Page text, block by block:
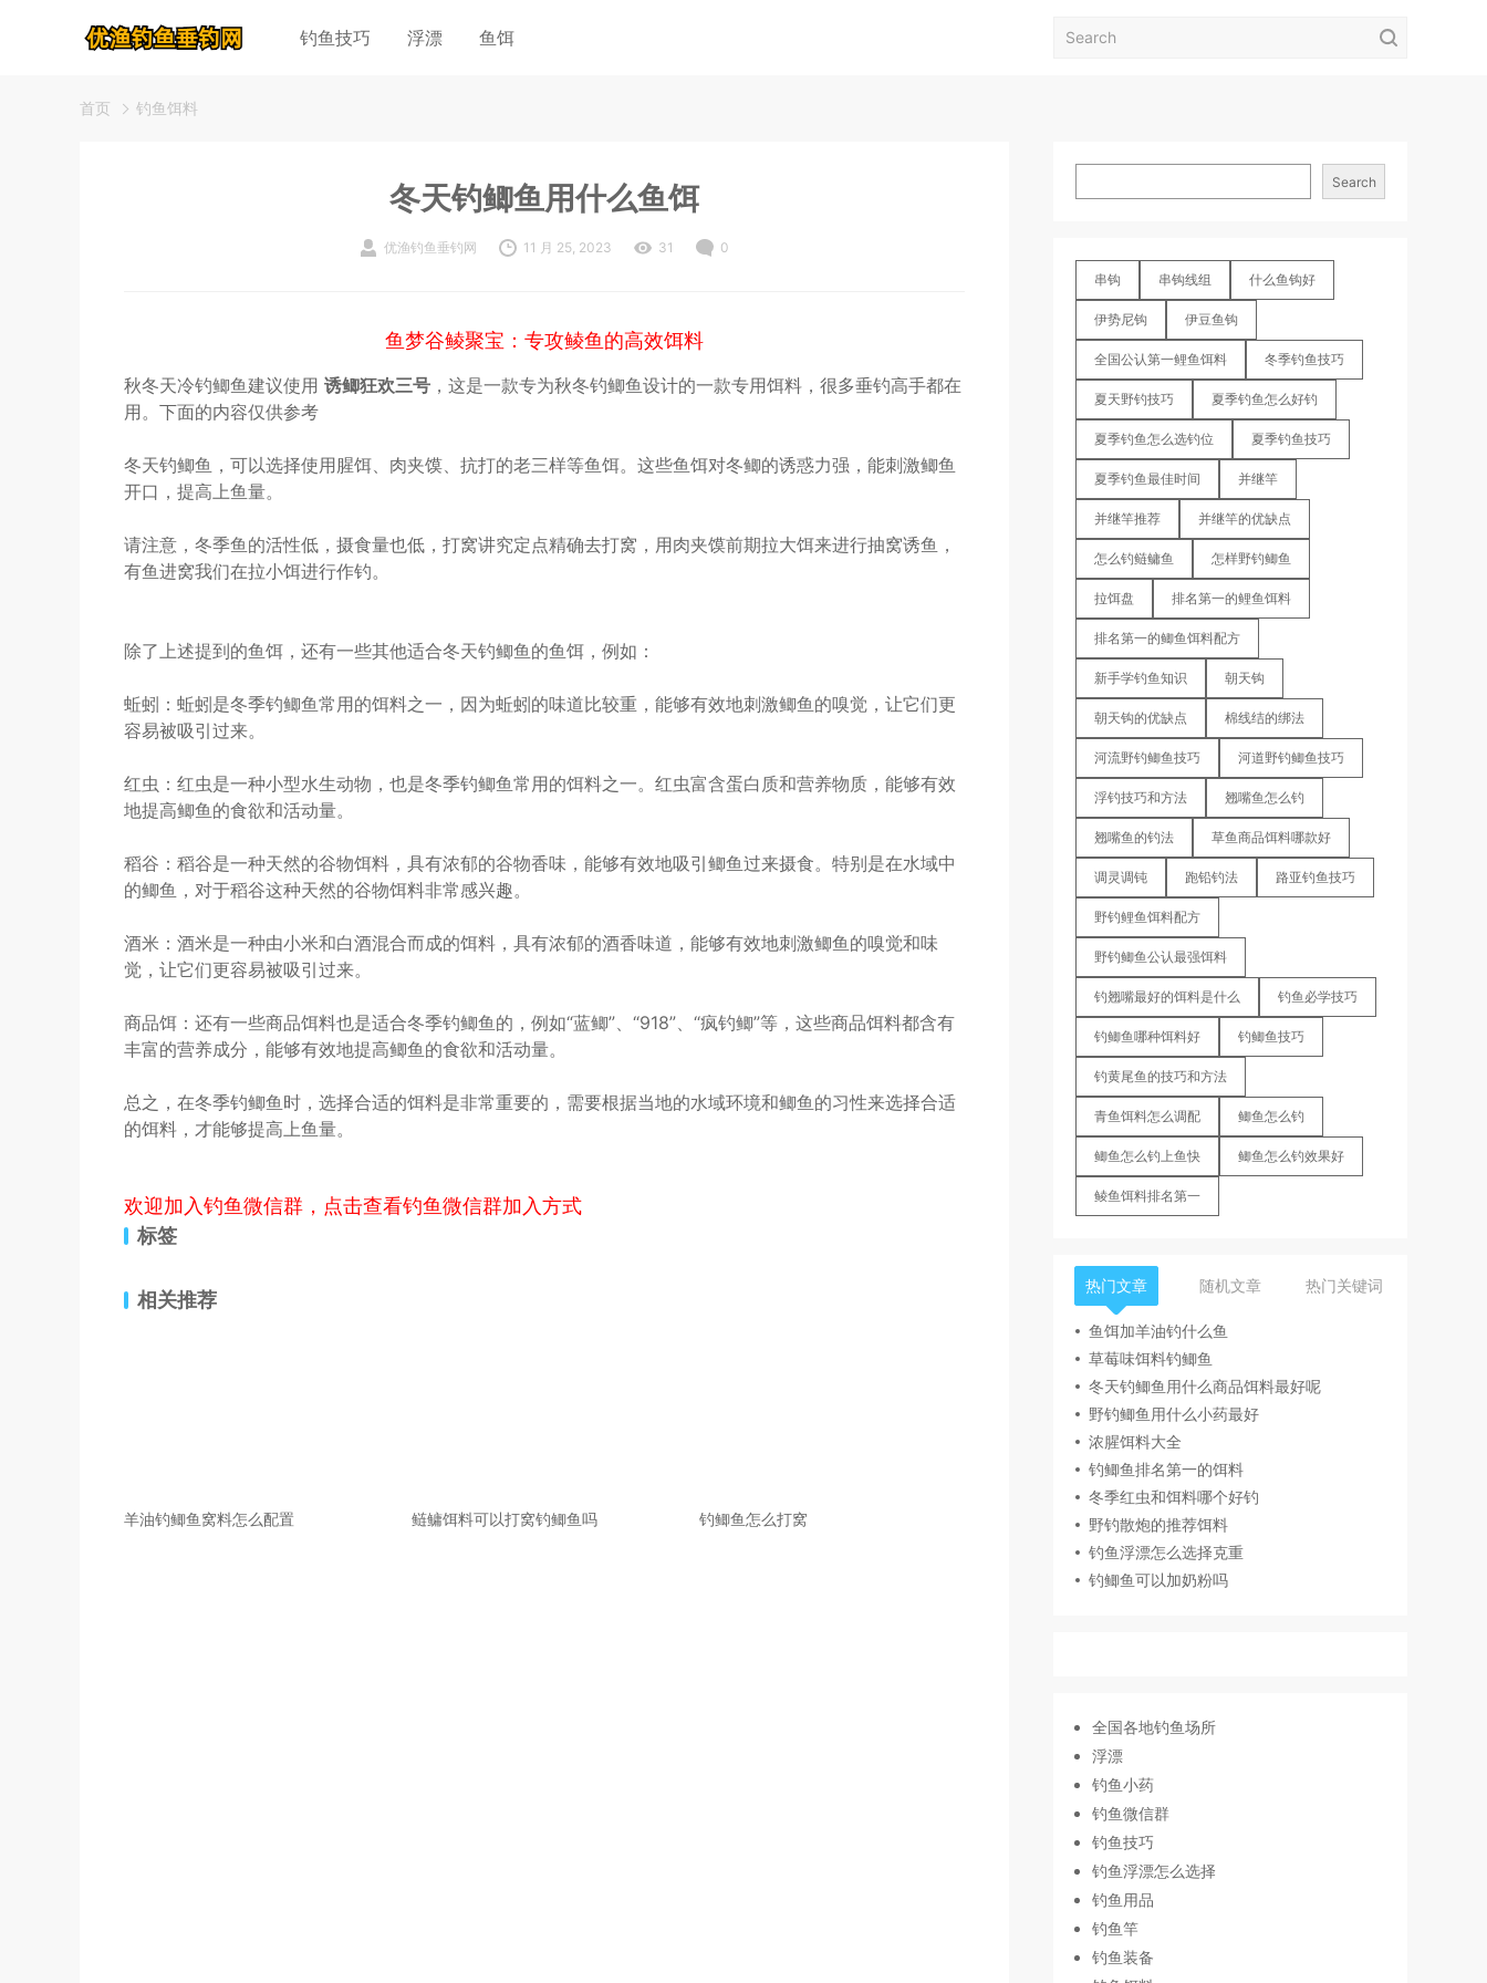
钓鱼技巧 浮漂 鱼饵
首页 钓鱼饵料
冬天钓鲫鱼用什么鱼饵
优渔钓鱼垂钓网 11 月 25, 2023 31 0
鱼梦谷鲮聚宝：专攻鲮鱼的高效饵料
秋冬天冷钓鲫鱼建议使用 诱鲫狂欢三号 ，这是一款专为秋冬钓鲫鱼设计的一款专用饵料，很多垂钓高手都在
用。下面的内容仅供参考
冬天钓鲫鱼，可以选择使用腥饵、肉夹馍、抗打的老三样等鱼饵。这些鱼饵对冬鲫的诱惑力强，能刺激鲫鱼
开口，提高上鱼量。
请注意，冬季鱼的活性低，摄食量也低，打窝讲究定点精确去打窝，用肉夹馍前期拉大饵来进行抽窝诱鱼，
有鱼进窝我们在拉小饵进行作钓。
除了上述提到的鱼饵，还有一些其他适合冬天钓鲫鱼的鱼饵，例如：
蚯蚓：蚯蚓是冬季钓鲫鱼常用的饵料之一，因为蚯蚓的味道比较重，能够有效地刺激鲫鱼的嗅觉，让它们更
容易被吸引过来。
红虫：红虫是一种小型水生动物，也是冬季钓鲫鱼常用的饵料之一。红虫富含蛋白质和营养物质，能够有效
地提高鲫鱼的食欲和活动量。
稻谷：稻谷是一种天然的谷物饵料，具有浓郁的谷物香味，能够有效地吸引鲫鱼过来摄食。特别是在水域中
的鲫鱼，对于稻谷这种天然的谷物饵料非常感兴趣。
酒米：酒米是一种由小米和白酒混合而成的饵料，具有浓郁的酒香味道，能够有效地刺激鲫鱼的嗅觉和味
觉，让它们更容易被吸引过来。
商品饵：还有一些商品饵料也是适合冬季钓鲫鱼的，例如“蓝鲫”、“918”、“疯钓鲫”等，这些商品饵料都含有
丰富的营养成分，能够有效地提高鲫鱼的食欲和活动量。
总之，在冬季钓鲫鱼时，选择合适的饵料是非常重要的，需要根据当地的水域环境和鲫鱼的习性来选择合适
的饵料，才能够提高上鱼量。
欢迎加入钓鱼微信群，点击查看钓鱼微信群加入方式
标签
相关推荐
羊油钓鲫鱼窝料怎么配置 鲢鳙饵料可以打窝钓鲫鱼吗 钓鲫鱼怎么打窝
Search
串钩 串钩线组 什么鱼钩好
伊势尼钩 伊豆鱼钩
全国公认第一鲤鱼饵料 冬季钓鱼技巧
夏天野钓技巧 夏季钓鱼怎么好钓
夏季钓鱼怎么选钓位 夏季钓鱼技巧
夏季钓鱼最佳时间 并继竿
并继竿推荐 并继竿的优缺点
怎么钓鲢鳙鱼 怎样野钓鲫鱼
拉饵盘 排名第一的鲤鱼饵料
排名第一的鲫鱼饵料配方
新手学钓鱼知识 朝天钩
朝天钩的优缺点 棉线结的绑法
河流野钓鲫鱼技巧 河道野钓鲫鱼技巧
浮钓技巧和方法 翘嘴鱼怎么钓
翘嘴鱼的钓法 草鱼商品饵料哪款好
调灵调钝 跑铅钓法 路亚钓鱼技巧
野钓鲤鱼饵料配方
野钓鲫鱼公认最强饵料
钓翘嘴最好的饵料是什么 钓鱼必学技巧
钓鲫鱼哪种饵料好 钓鲫鱼技巧
钓黄尾鱼的技巧和方法
青鱼饵料怎么调配 鲫鱼怎么钓
鲫鱼怎么钓上鱼快 鲫鱼怎么钓效果好
鲮鱼饵料排名第一
热门文章 随机文章 热门关键词
鱼饵加羊油钓什么鱼
草莓味饵料钓鲫鱼
冬天钓鲫鱼用什么商品饵料最好呢
野钓鲫鱼用什么小药最好
浓腥饵料大全
钓鲫鱼排名第一的饵料
冬季红虫和饵料哪个好钓
野钓散炮的推荐饵料
钓鱼浮漂怎么选择克重
钓鲫鱼可以加奶粉吗
全国各地钓鱼场所
浮漂
钓鱼小药
钓鱼微信群
钓鱼技巧
钓鱼浮漂怎么选择
钓鱼用品
钓鱼竿
钓鱼装备